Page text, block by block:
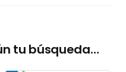
tu búsqueda…